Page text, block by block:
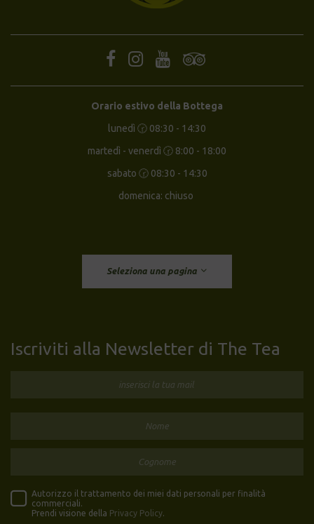
Orario estivo della Bottega
lunedì 🕝 08:30 - 14:30
martedì - venerdì 🕝 8:00 - 18:00
sabato 🕝 08:30 - 14:30
domenica: chiuso
Seleziona una pagina
Iscriviti alla Newsletter di The Tea
Autorizzo il trattamento dei miei dati personali per finalità
commerciali.
Prendi visione della Privacy Policy.